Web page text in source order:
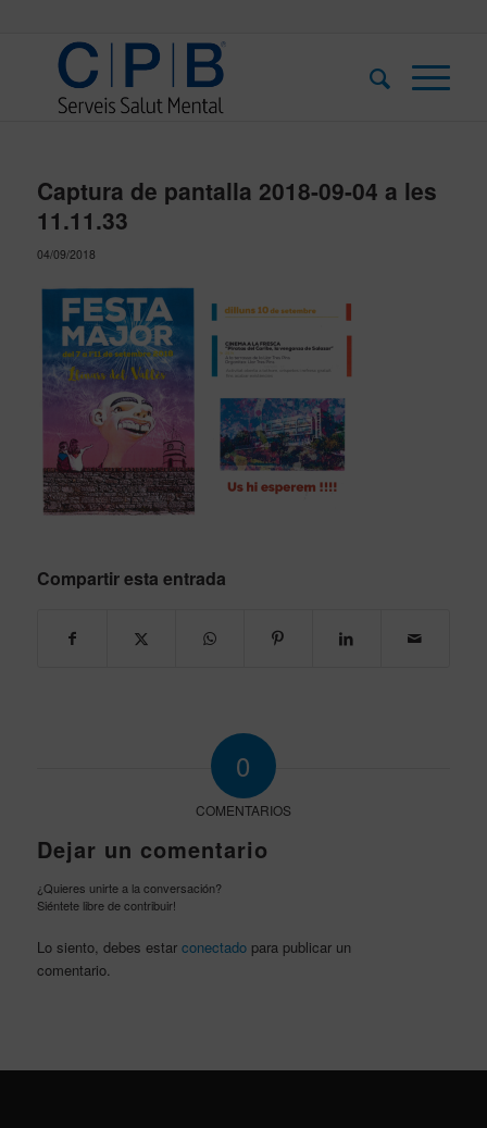
Captura de pantalla 2018-09-04 a les
11.11.33
04/09/2018
Compartir esta entrada
0
COMENTARIOS
Dejar un comentario
¿Quieres unirte a la conversación?
Siéntete libre de contribuir!
Lo siento, debes estar conectadopara publicar un
comentario.